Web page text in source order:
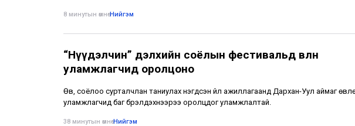
8 минутын өмнө•Нийгэм
“Нүүдэлчин” дэлхийн соёлын фестивальд өвлөн
уламжлагчид оролцоно
Өв, соёлоо сурталчлан таниулах нэгдсэн үйл ажиллагаанд Дархан-Уул аймаг
уламжлагчид баг бүрэлдэхүүнээрээ оролцдог уламжлалтай.
38 минутын өмнө•Нийгэм